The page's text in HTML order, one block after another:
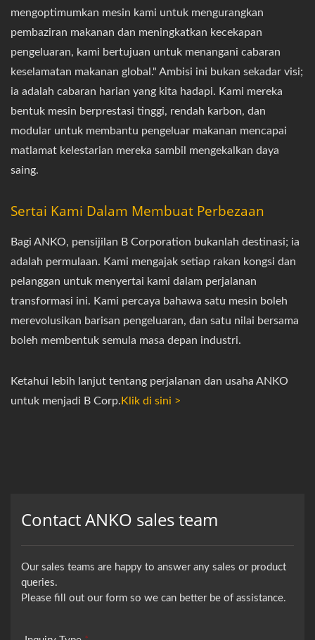
mengoptimumkan mesin kami untuk mengurangkan
pembaziran makanan dan meningkatkan kecekapan
pengeluaran, kami bertujuan untuk menangani cabaran
keselamatan makanan global." Ambisi ini bukan sekadar visi;
ia adalah cabaran harian yang kita hadapi. Kami mereka
bentuk mesin berprestasi tinggi, rendah karbon, dan
modular untuk membantu pengeluar makanan mencapai
matlamat kelestarian mereka sambil mengekalkan daya
saing.
Sertai Kami Dalam Membuat Perbezaan
Bagi ANKO, pensijilan B Corporation bukanlah destinasi; ia
adalah permulaan. Kami mengajak setiap rakan kongsi dan
pelanggan untuk menyertai kami dalam perjalanan
transformasi ini. Kami percaya bahawa satu mesin boleh
merevolusikan barisan pengeluaran, dan satu nilai bersama
boleh membentuk semula masa depan industri.
Ketahui lebih lanjut tentang perjalanan dan usaha ANKO
untuk menjadi B Corp. Klik di sini >